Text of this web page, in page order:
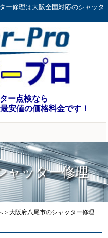
ー修理は大阪全国対応のシャッタ
ー点検なら
安値の価格料金です！
ャッター修理
>大阪府八尾市のシャッター修理